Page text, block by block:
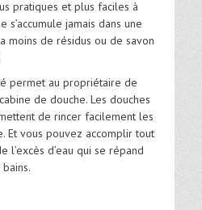
pratiques et plus faciles à
s’accumule jamais dans une
moins de résidus ou de savon
permet au propriétaire de
de douche. Les douches
de rincer facilement les
Et vous pouvez accomplir tout
l’excès d’eau qui se répand